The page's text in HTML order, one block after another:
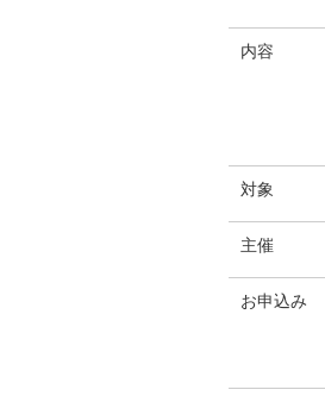
内容
対象
主催
お申込み